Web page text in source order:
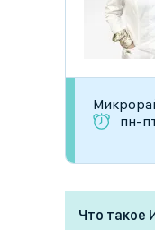
пн-
Что такое